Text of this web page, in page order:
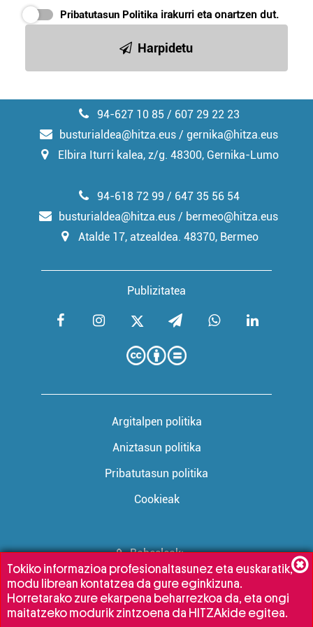
Pribatutasun Politika irakurri eta onartzen dut.
Harpidetu
94-627 10 85 / 607 29 22 23
busturialdea@hitza.eus / gernika@hitza.eus
Elbira Iturri kalea, z/g. 48300, Gernika-Lumo
Publizitatea
94-618 72 99 / 647 35 56 54
busturialdea@hitza.eus / bermeo@hitza.eus
Atalde 17, atzealdea. 48370, Bermeo
Argitalpen politika
Aniztasun politika
Pribatutasun politika
Cookieak
Babesleak:
Tokiko informazioa profesionaltasunez eta euskaratik,
modu librean kontatzea da gure eginkizuna.
Horretarako zure ekarpena beharrezkoa da, eta ongi
maitatzeko modurik zintzoena da HITZAkide egitea.